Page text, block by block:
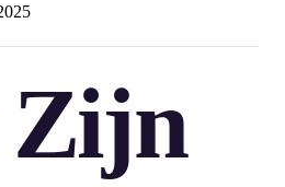
Zijn